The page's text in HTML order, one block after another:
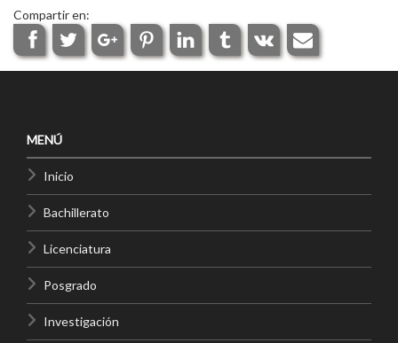
Compartir en:
MENÚ
Inicio
Bachillerato
Licenciatura
Posgrado
Investigación